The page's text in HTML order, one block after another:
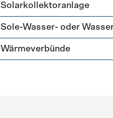
Solarkollektoranlage
Sole-Wasser- oder
Wärmeverbünde